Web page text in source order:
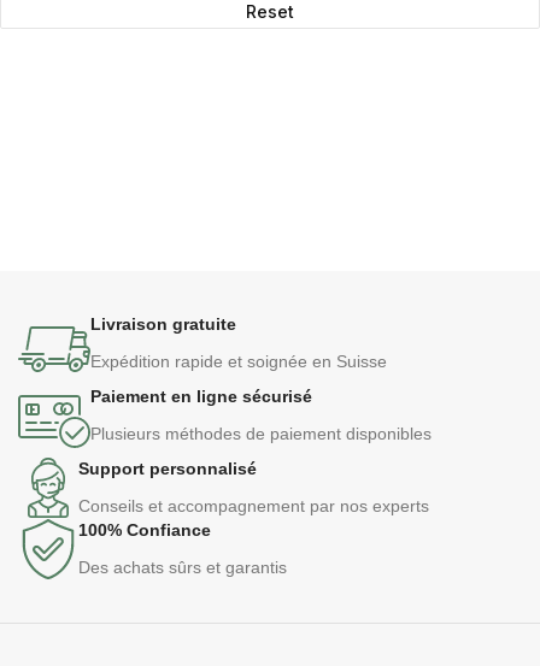
Reset
Livraison gratuite
Expédition rapide et soignée en Suisse
Paiement en ligne sécurisé
Plusieurs méthodes de paiement disponibles
Support personnalisé
Conseils et accompagnement par nos experts
100% Confiance
Des achats sûrs et garantis